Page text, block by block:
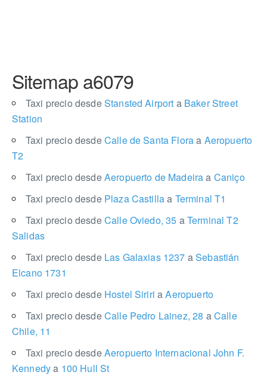
Sitemap a6079
Taxi precio desdeStansted Airport aBaker Street
Station
Taxi precio desdeCalle de Santa Floraa Aeropuerto
T2
Taxi precio desdeAeropuerto de Madeiraa Caniço
Taxi precio desde Plaza Castillaa Terminal T1
Taxi precio desdeCalle Oviedo, 35 aTerminal T2
Salidas
Taxi precio desde Las Galaxias 1237 aSebastián
Elcano 1731
Taxi precio desde Hostel SiririaAeropuerto
Taxi precio desdeCalle Pedro Lainez, 28 aCalle
Chile, 11
Taxi precio desdeAeropuerto Internacional John F.
Kennedya 100 Hull St